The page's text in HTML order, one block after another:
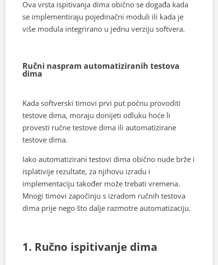
Ova vrsta ispitivanja dima obično se događa kada
se implementiraju pojedinačni moduli ili kada je
više modula integrirano u jednu verziju softvera.
Ručni naspram automatiziranih testova
dima
Kada softverski timovi prvi put počnu provoditi
testove dima, moraju donijeti odluku hoće li
provesti ručne testove dima ili automatizirane
testove dima.
Iako automatizirani testovi dima obično nude brže i
isplativije rezultate, za njihovu izradu i
implementaciju također može trebati vremena.
Mnogi timovi započinju s izradom ručnih testova
dima prije nego što dalje razmotre automatizaciju.
1. Ručno ispitivanje dima